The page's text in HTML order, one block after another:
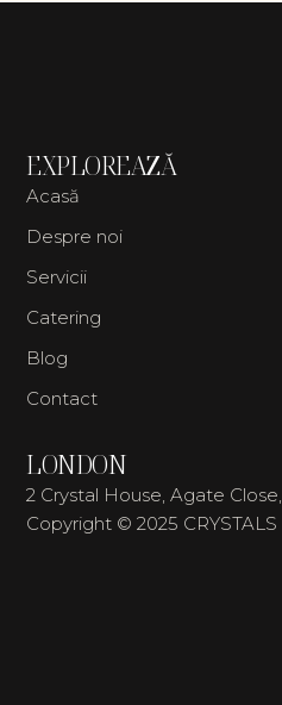
EXPLOREAZĂ
Acasă
Despre noi
Servicii
Catering
Blog
Contact
LONDON
2 Crystal House, Agate
Copyright © 2025